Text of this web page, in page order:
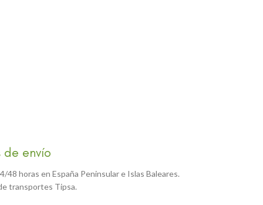
de envío
48 horas en España Peninsular e Islas Baleares.
transportes Tipsa.